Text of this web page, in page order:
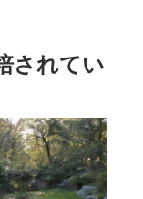
されてい